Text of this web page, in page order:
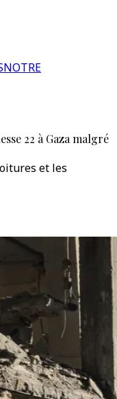
NOTRE
22 à Gaza malgré
et les